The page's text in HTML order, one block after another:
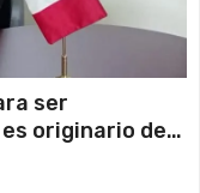
ser
originario de